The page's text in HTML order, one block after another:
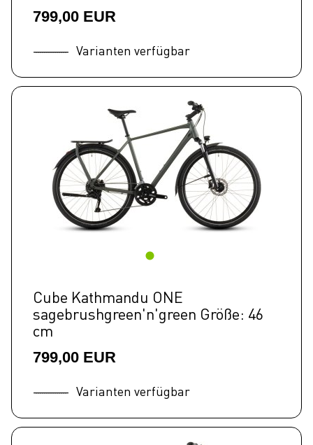
799,00 EUR
Varianten verfügbar
Cube Kathmandu ONE
sagebrushgreen'n'green Größe: 46
cm
799,00 EUR
Varianten verfügbar